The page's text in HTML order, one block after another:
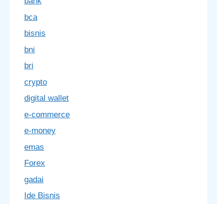
bca
bisnis
bni
bri
crypto
digital wallet
e-commerce
e-money
emas
Forex
gadai
Ide Bisnis